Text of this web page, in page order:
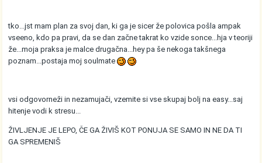
tko...jst mam plan za svoj dan, ki ga je sicer že polovica pošla ampak
vseeno, kdo pa pravi, da se dan začne takrat ko vzide sonce...hja v teoriji
že...moja praksa je malce drugačna...hey pa še nekoga takšnega
poznam...postaja moj soulmate
vsi odgovorneži in nezamujači, vzemite si vse skupaj bolj na easy...saj
hitenje vodi k stresu...
ŽIVLJENJE JE LEPO, ČE GA ŽIVIŠ KOT PONUJA SE SAMO IN NE DA TI
GA SPREMENIŠ